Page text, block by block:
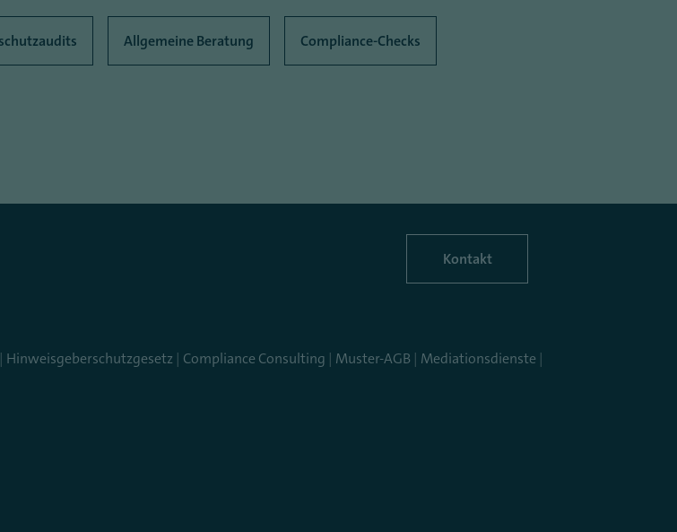
Allgemeine Beratung Compliance-Checks
Kontakt
| Hinweisgeberschutzgesetz | Compliance Consulting | Muster-AGB | Mediationsdienste |